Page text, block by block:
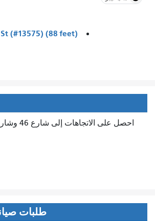
(#13575) (88 feet)
احصل على الاتجاهات إلى شارع 46 وشارع إيرفينغ (#13574):
طلبات